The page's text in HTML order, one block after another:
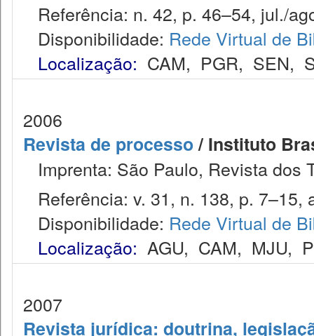
Referência: n. 42, p. 46–54, jul./
Disponibilidade: Rede Virtual de
Localização: CAM, PGR, SEN,
2006
Revista de processo/ Instituto
Imprenta: São Paulo, Revista dos
Referência: v. 31, n. 138, p. 7–15,
Disponibilidade: Rede Virtual de
Localização: AGU, CAM, MJU,
2007
Revista jurídica: doutrina,